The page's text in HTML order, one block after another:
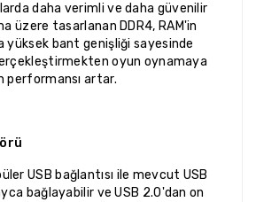
daha verimli ve daha güvenilir
üzere tasarlanan DDR4, RAM'in
yüksek bant genişliği sayesinde
oyun oynamaya
performansı artar.
USB bağlantısı ile mevcut USB
bağlayabilir ve USB 2.0'dan on